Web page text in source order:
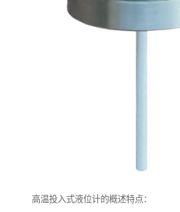
高温投入式液位计的概述特点：